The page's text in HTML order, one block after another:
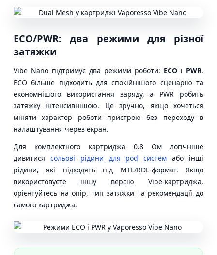
ECO/PWR: два режими для різної
затяжки
Vibe Nano підтримує два режими роботи: ECO і PWR.
ECO більше підходить для спокійнішого сценарію та
економнішого використання заряду, а PWR робить
затяжку інтенсивнішою. Це зручно, якщо хочеться
міняти характер роботи пристрою без переходу в
налаштування через екран.
Для комплектного картриджа 0.8 Ом логічніше
дивитися сольові рідини для pod систем або інші
рідини, які підходять під MTL/RDL-формат. Якщо
використовуєте іншу версію Vibe-картриджа,
орієнтуйтесь на опір, тип затяжки та рекомендації до
самого картриджа.